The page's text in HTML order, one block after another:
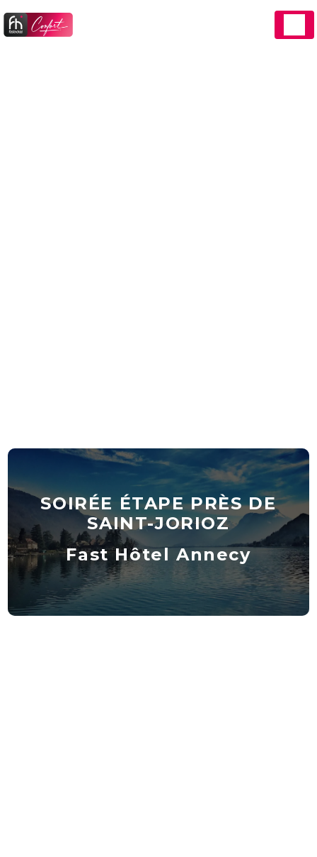
SOIRÉE ÉTAPE PRÈS DE
SAINT-JORIOZ
Fast Hôtel Annecy